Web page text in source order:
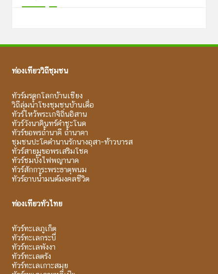
ท่องเที่ยววิถีชุมชน
ทัวร์มรดกโลกบ้านเชียง
วิถีลุ่มน้ำโขงชุมชนบ้านเดื่อ
ทัวร์ไหว้พระเกจิถิ่นอิสาน
ทัวร์วังนาคินทร์คำชะโนด
ทัวร์ขอพรถ้ำนาคี ถ้ำนาคา
ชุมชนปะโคตำนานรักนางอุสา-ท้าวบารส
ทัวร์สายมูขอพรเสริมโชค
ทัวร์ชมบั้งไฟพญานาค
ทัวร์สักการะพระธาตุพนม
ทัวร์อาบน้ำมนต์มงคลชีวิต
ท่องเที่ยวทั่วไทย
ทัวร์ทะเลภูเก็ต
ทัวร์ทะเลกระบี่
ทัวร์ทะเลพังงา
ทัวร์ทะเลตรัง
ทัวร์ทะเลเกาะสมุย